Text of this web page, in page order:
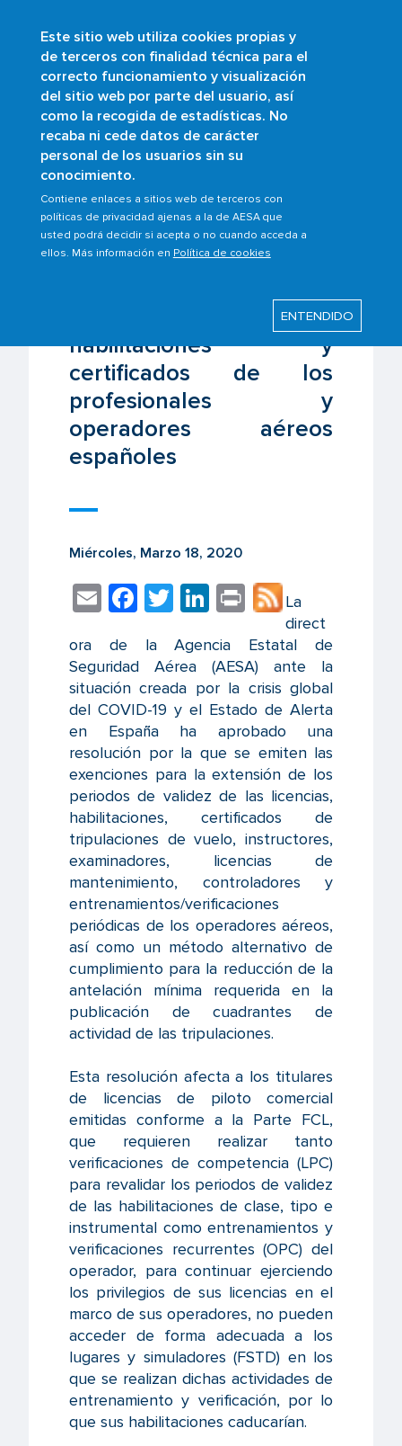
Este sitio web utiliza cookies propias y
de terceros con finalidad técnica para el
correcto funcionamiento y visualización
del sitio web por parte del usuario, así
como la recogida de estadísticas. No
recaba ni cede datos de carácter
personal de los usuarios sin su
conocimiento.
Contiene enlaces a sitios web de terceros con
políticas de privacidad ajenas a la de AESA que
usted podrá decidir si acepta o no cuando acceda a
ellos. Más información en Política de cookies
ENTENDIDO
Pasar
al
contenido
principal
Buscar
Última modificación: Viernes, 19 Junio 2020
AESA publica las
exenciones para la
extensión de los
las licencias,
habilitaciones y
certificados de los
profesionales y
operadores aéreos
españoles
Miércoles, Marzo 18, 2020
E
ail
F
e
b
o
o
k
T
tt
er
Li
k
e
dI
n
Pr
t
La
direct
ora de la Agencia Estatal de
Seguridad Aérea (AESA) ante la
situación creada por la crisis global
del COVID-19 y el Estado de Alerta
en España ha aprobado una
resolución por la que se emiten las
exenciones para la extensión de los
periodos de validez de las licencias,
habilitaciones, certificados de
tripulaciones de vuelo, instructores,
examinadores, licencias de
mantenimiento, controladores y
entrenamientos/verificaciones
periódicas de los operadores aéreos,
así como un método alternativo de
cumplimiento para la reducción de la
antelación mínima requerida en la
publicación de cuadrantes de
actividad de las tripulaciones.
Esta resolución afecta a los titulares
de licencias de piloto comercial
emitidas conforme a la Parte FCL,
que requieren realizar tanto
verificaciones de competencia (LPC)
para revalidar los periodos de validez
de las habilitaciones de clase, tipo e
instrumental como entrenamientos y
verificaciones recurrentes (OPC) del
operador, para continuar ejerciendo
los privilegios de sus licencias en el
marco de sus operadores, no pueden
acceder de forma adecuada a los
lugares y simuladores (FSTD) en los
que se realizan dichas actividades de
entrenamiento y verificación, por lo
que sus habilitaciones caducarían.